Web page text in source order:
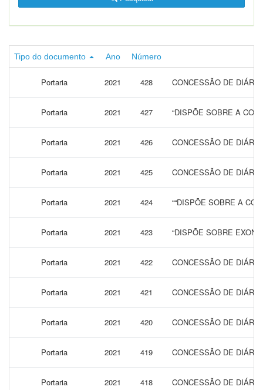
Tipo do documento Ano Número
Portaria 2021 428 CONCESSÃO DE
Portaria 2021 427 “DISPÕE SOBRE A
Portaria 2021 426 CONCESSÃO DE
Portaria 2021 425 CONCESSÃO DE
Portaria 2021 424 ““DISPÕE SOBRE A
Portaria 2021 423 “DISPÕE SOBRE
Portaria 2021 422 CONCESSÃO DE
Portaria 2021 421 CONCESSÃO DE
Portaria 2021 420 CONCESSÃO DE
Portaria 2021 419 CONCESSÃO DE
Portaria 2021 418 CONCESSÃO DE